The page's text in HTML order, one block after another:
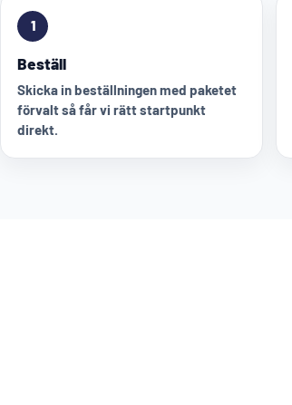
1
Beställ
Skicka in beställningen med paketet
förvalt så får vi rätt startpunkt
direkt.